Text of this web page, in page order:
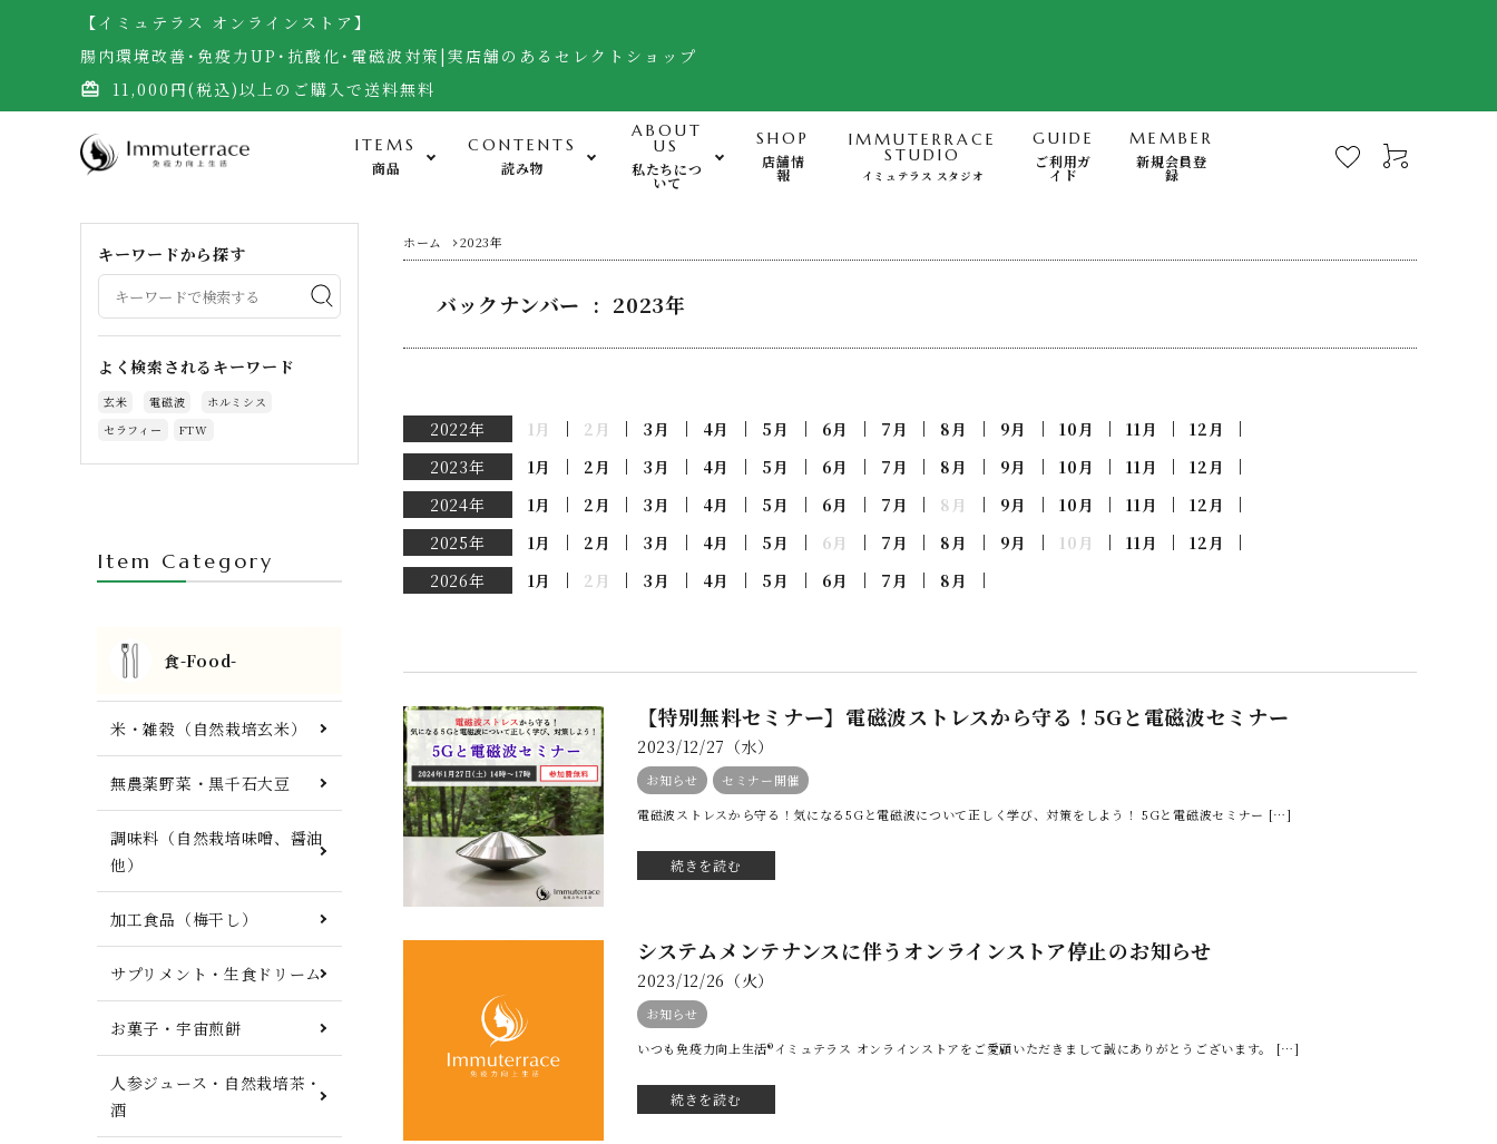
【イミュテラス オンラインストア】
腸内環境改善･免疫力UP･抗酸化･電磁波対策|実店舗のあるセレクトショップ
card_giftcard 11,000円(税込)以上のご購入で送料無料
ITEMS
商品
食-Food-
米・雑穀（自然栽培玄米）
無農薬野菜・黒千石大豆
調味料（自然栽培味噌、醤油他）
FTWプレート・調理器具他
バランスボード・ヒモトレ他
書籍
日用品（無添加洗剤、歯磨き他）
CONTENTS
読み物
ABOUT
US
私たちにつ
いて
SHOP
店舗情
報
IMMUTERRACE
STUDIO
イミュテラス スタジオ
GUIDE
ご利用ガ
イド
MEMBER
新規会員登
録
ホーム 2023年
バックナンバー : 2023年
2022年 1月 2月 3月 4月 5月 6月 7月 8月 9月 10月 11月
12月
2023年
1月 2月 3月 4月 5月 6月 7月 8月 9月 10月 11月
12月
2024年
1月 2月 3月 4月 5月 6月 7月 8月 9月 10月 11月
12月
2025年
1月 2月 3月 4月 5月 6月 7月 8月 9月 10月 11月
12月
2026年
1月 2月 3月 4月 5月 6月 7月 8月
【特別無料セミナー】電磁波ストレスから守る！5Gと電磁波セミナー
2023/12/27（水）
お知らせ
セミナー開催
電磁波ストレスから守る！気になる5Gと電磁波について正しく学び、対策をしよう！ 5Gと電磁波セミナー […]
続きを読む
システムメンテナンスに伴うオンラインストア停止のお知らせ
2023/12/26（火）
お知らせ
いつも免疫力向上生活®イミュテラス オンラインストアをご愛顧いただきまして誠にありがとうございます。 […]
続きを読む
キーワードから探す
よく検索されるキーワード
玄米 電磁波
ホルミシス
セラフィー
FTW
Item Category
食-Food-
米・雑穀（自然栽培玄米）
無農薬野菜・黒千石大豆
調味料（自然栽培味噌、醤油
他）
加工食品（梅干し）
サプリメント・生食ドリーム
お菓子・宇宙煎餅
人参ジュース・自然栽培茶・
酒